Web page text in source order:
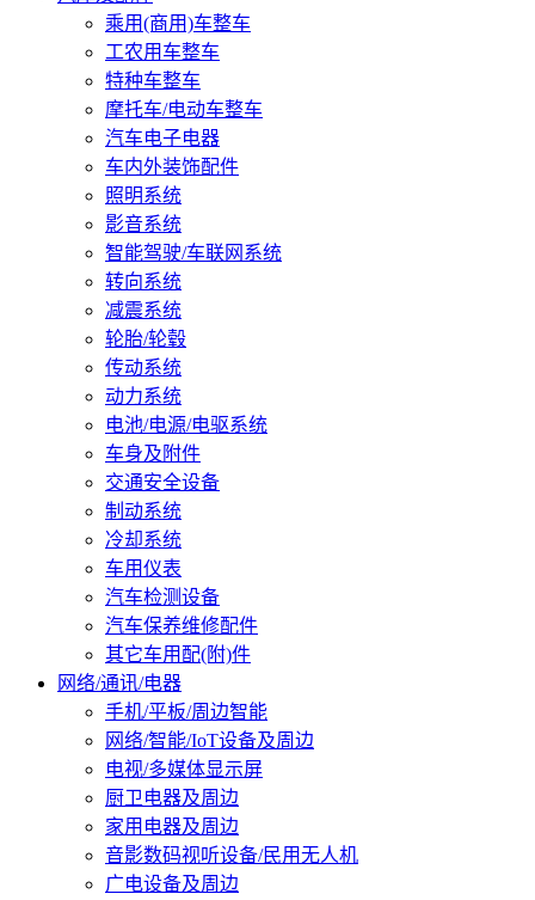
乘用(商用)车整车
工农用车整车
特种车整车
摩托车/电动车整车
汽车电子电器
车内外装饰配件
照明系统
影音系统
智能驾驶/车联网系统
转向系统
减震系统
轮胎/轮毂
传动系统
动力系统
电池/电源/电驱系统
车身及附件
交通安全设备
制动系统
冷却系统
车用仪表
汽车检测设备
汽车保养维修配件
其它车用配(附)件
网络/通讯/电器
手机/平板/周边智能
网络/智能/IoT设备及周边
电视/多媒体显示屏
厨卫电器及周边
家用电器及周边
音影数码视听设备/民用无人机
广电设备及周边